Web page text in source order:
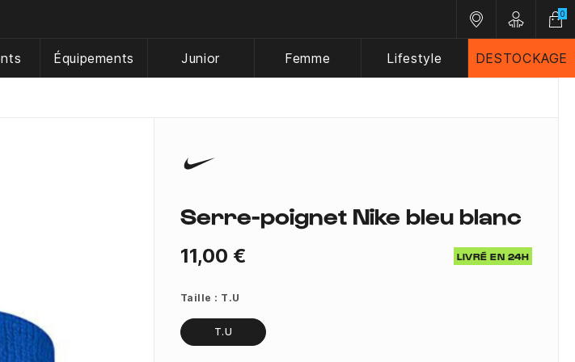
Nos magasins
Customer
0
Équipements Junior Femme Lifestyle DESTOCKAGE
Serre-poignet Nike bleu blanc
11,00 € LIVRÉ EN 24H
Taille : T.U
T.U